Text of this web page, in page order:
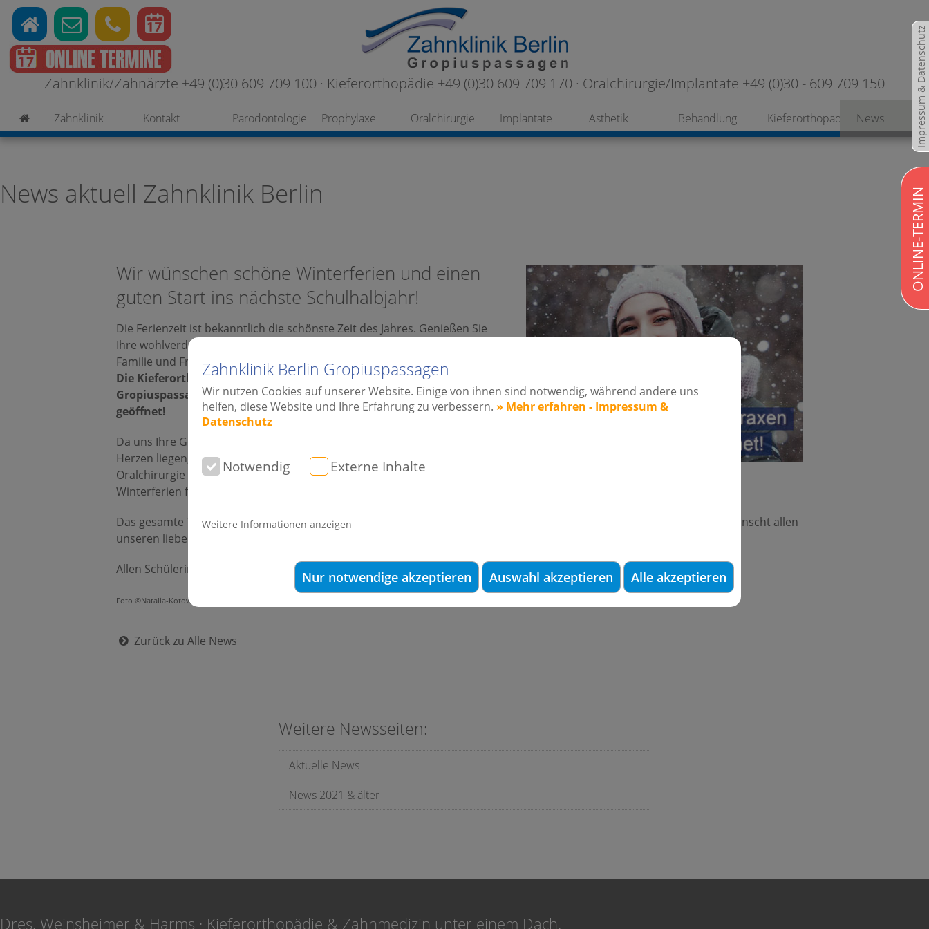
Zahnklinik Berlin Gropiuspassagen
Wir nutzen Cookies auf unserer Website. Einige von ihnen sind notwendig, während andere uns
helfen, diese Website und Ihre Erfahrung zu verbessern. » Mehr erfahren - Impressum &
Datenschutz
Notwendig Externe Inhalte
Weitere Informationen anzeigen
Nur notwendige akzeptieren Auswahl akzeptieren Alle akzeptieren
Impressum & Datenschutz
ONLINE-TERMIN
Zahnklinik/Zahnärzte +49 (0)30 609 709 100 · Kieferorthopädie +49 (0)30 609 709 170 · Oralchirurgie/Implantate +49 (0)30 - 609 709 150
Zahnklinik Kontakt Parodontologie Prophylaxe Oralchirurgie Implantate Ästhetik Behandlung Kieferorthopädie News
News aktuell Zahnklinik Berlin
Wir wünschen schöne Winterferien und einen
guten Start ins nächste Schulhalbjahr!
Die Ferienzeit ist bekanntlich die schönste Zeit des Jahres. Genießen Sie
Ihre wohlverdiente Pause vom Alltags-, Schul- & Arbeitsstress mit
Familie und Freunden. Hier noch ein kleiner Hinweis in eigener Sache:
Die Kieferorthopäden, die Zahnklinik und die Oralchirurgie in den
Gropiuspassagen in Berlin bleiben auch während der Ferien für Sie
geöffnet!
Da uns Ihre Gesundheit und Ihr Lächeln mit gesunden Zähnen sehr am
Herzen liegen, bleiben Kieferorthopädie, Zahnklinik sowie die
Oralchirurgie für unsere Patientinnen und Patienten auch in den
Winterferien für Sie, quasi "Allzeit bereit", geöffnet.
Das gesamte Team der Kieferorthopädie, der Zahnklinik und des Implantat-Zentrums-Berlin in den Gropiuspassagen wünscht allen
unseren lieben Patientinnen & Patienten wundervolle Winterferien!
Allen Schülerinnen & Schülern wünschen wir einen guten und erfolgreichen Schulstart für das zweite Schulhalbjahr!
Foto ©Natalia-Kotowitsch
Zurück zu Alle News
Weitere Newsseiten:
Aktuelle News
News 2021 & älter
Dres. Weinsheimer & Harms · Kieferorthopädie & Zahnmedizin unter einem Dach.